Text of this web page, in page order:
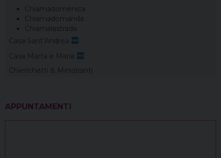
Chiamadomenica
Chiamadomanda
Chiamalastrada
Casa Sant’Andrea
Casa Marta e Maria
Chierichetti & Ministranti
APPUNTAMENTI